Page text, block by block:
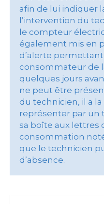
afin de lui indiquer
l’intervention du
le compteur
également mis en
d’alerte
consommateur de
quelques jours
ne peut être
du technicien, il a
représenter par un
sa boîte aux lettres
consommation
que le technicien
d’absence.